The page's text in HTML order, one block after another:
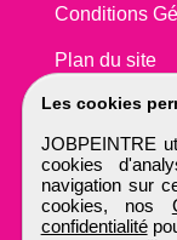
Les cookies
JOBPEINTRE
cookies
navigation sur
cookies, nos
confidentialité
Conditions
Plan du site